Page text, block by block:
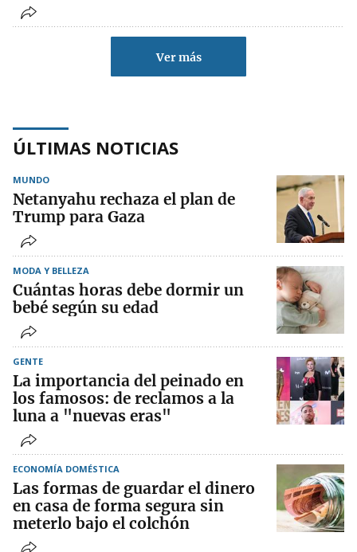
Ver más
ÚLTIMAS NOTICIAS
MUNDO
Netanyahu rechaza el plan de
Trump para Gaza
MODA Y BELLEZA
Cuántas horas debe dormir un
bebé según su edad
GENTE
La importancia del peinado en
los famosos: de reclamos a la
luna a "nuevas eras"
ECONOMÍA DOMÉSTICA
Las formas de guardar el dinero
en casa de forma segura sin
meterlo bajo el colchón